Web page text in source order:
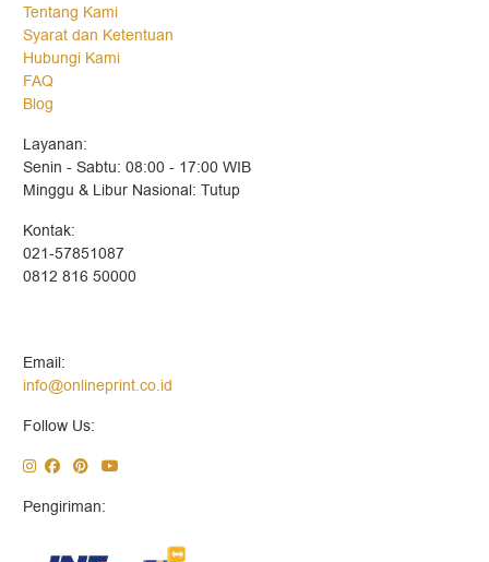
Tentang Kami
Syarat dan Ketentuan
Hubungi Kami
FAQ
Blog
Layanan:
Senin - Sabtu: 08:00 - 17:00 WIB
Minggu & Libur Nasional: Tutup
Kontak:
021-57851087
0812 816 50000
Email:
info@onlineprint.co.id
Follow Us:
Pengiriman: